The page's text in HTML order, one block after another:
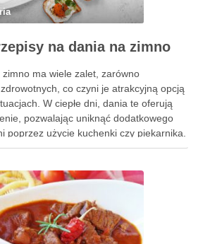
na dania na zimno
ma wiele zalet, zarówno
co czyni je atrakcyjną opcją
W ciepłe dni, dania te oferują
pozwalając uniknąć dodatkowego
poprzez użycie kuchenki czy piekarnika.
na komfort życia, zwłaszcza w gorące,